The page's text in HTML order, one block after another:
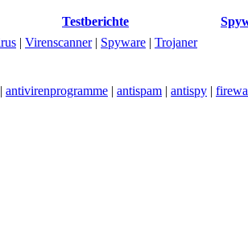
Testberichte
| Virenscanner| Spyware | Trojaner
| antivirenprogramme | antispam | antispy |